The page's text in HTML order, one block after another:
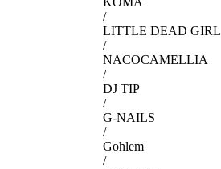
/
LITTLE DEAD GIRL
/
NACOCAMELLIA
/
DJ TIP
/
G-NAILS
/
Gohlem
/